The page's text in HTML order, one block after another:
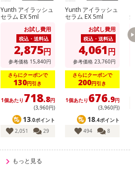
Yunth アイラッシュ
セラム EX 5ml
お試し費用
税込・送料込
2,875円
参考価格 15,840円
さらにクーポンで
130円引き
1個あたり 718.8円
(3,960円)
13.0ポイント
2,051
29
Yunth アイラッシュ
セラム EX 5ml
お試し費用
税込・送料込
4,061円
参考価格 23,760円
さらにクーポンで
200円引き
1個あたり 676.9円
(3,960円)
18.4ポイント
494
8
もっと見る